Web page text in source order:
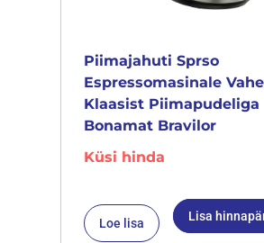
Piimajahuti Sprso
Espressomasinale
Klaasist Piimapudeliga
Bonamat Bravilor
Küsi hinda
Loe lisa Lisa